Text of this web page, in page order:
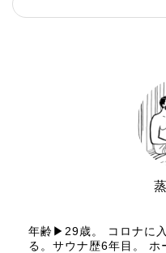
年齢▶︎29歳。 コロナに
る。サウナ歴6年目。 ホ